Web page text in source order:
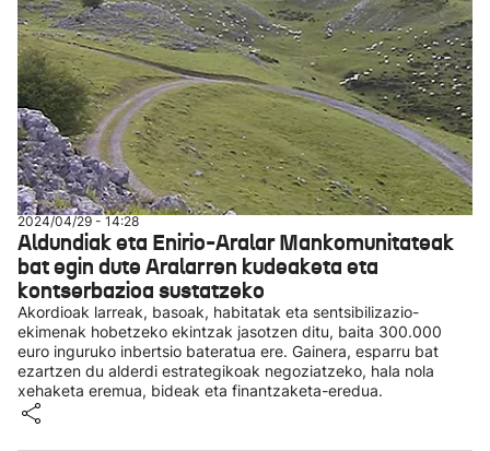
2024/04/29 - 14:28
Aldundiak eta Enirio-Aralar Mankomunitateak
bat egin dute Aralarren kudeaketa eta
kontserbazioa sustatzeko
Akordioak larreak, basoak, habitatak eta sentsibilizazio-
ekimenak hobetzeko ekintzak jasotzen ditu, baita 300.000
euro inguruko inbertsio bateratua ere. Gainera, esparru bat
ezartzen du alderdi estrategikoak negoziatzeko, hala nola
xehaketa eremua, bideak eta finantzaketa-eredua.